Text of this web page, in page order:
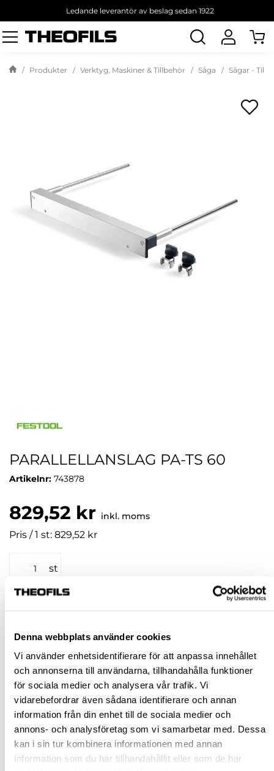
Denna webbplats använder cookies
Vi använder enhetsidentifierare för att anpassa innehållet
och annonserna till användarna, tillhandahålla funktioner
för sociala medier och analysera vår trafik. Vi
vidarebefordrar även sådana identifierare och annan
information från din enhet till de sociala medier och
annons- och analysföretag som vi samarbetar med. Dessa
kan i sin tur kombinera informationen med annan
information som du har tillhandahållit eller som de har
Ledande leverantör av beslag sedan 1922
Sök
produkt
Produkter Verktyg, Maskiner & Tillbehör Såga Sågar -
PARALLELLANSLAG PA-TS 60
Artikelnr: 743878
829,52 kr inkl. moms
Pris / 1 st: 829,52 kr
st
Jönköping huvudlager Beställningsvara
Jönköping butik Slut i lager
Malmö butik Slut i lager
Stockholm butik Slut i lager
Snabba leveranser
Hämta i butik
Ledande leverantör i Sverige